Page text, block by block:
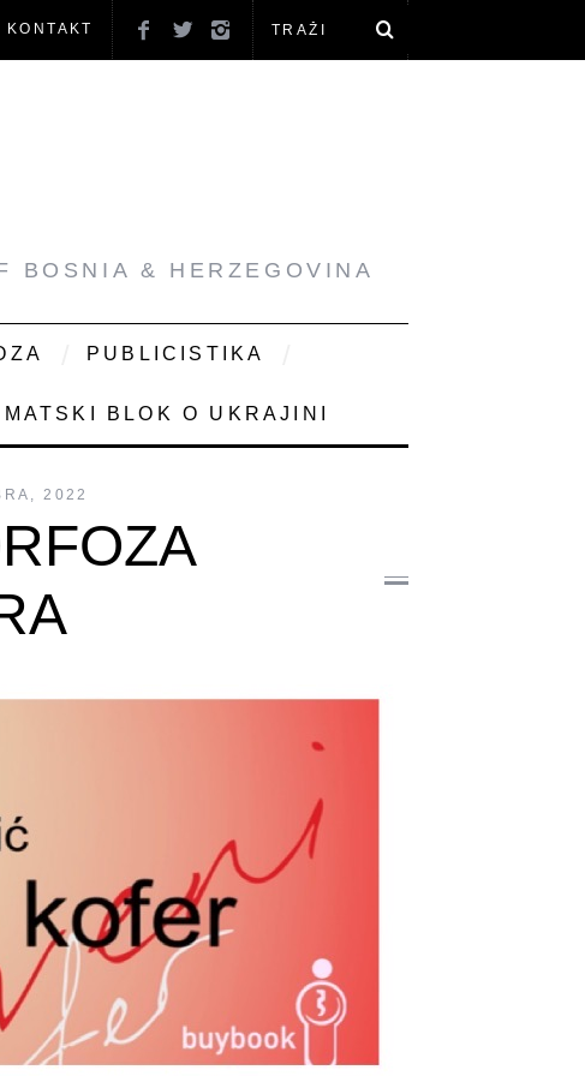
KONTAKT
BOSNIA & HERZEGOVINA
PUBLICISTIKA
BLOK O UKRAJINI
2022